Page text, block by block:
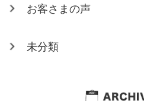
お客さまの声
未分類